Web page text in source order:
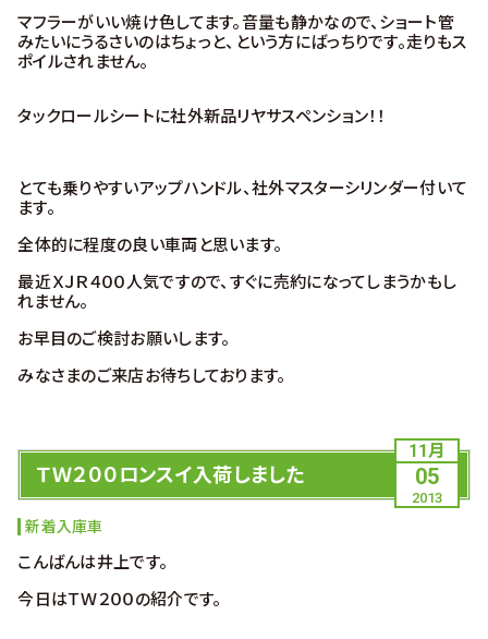
マフラーがいい焼け色してます。音量も静かなので、ショート管
みたいにうるさいのはちょっと、という方にばっちりです。走りもス
ポイルされません。
タックロールシートに社外新品リヤサスペンション！！
とても乗りやすいアップハンドル、社外マスターシリンダー付いて
ます。
全体的に程度の良い車両と思います。
最近ＸＪＲ４００人気ですので、すぐに売約になってしまうかもし
れません。
お早目のご検討お願いします。
みなさまのご来店お待ちしております。
11月
05
2013
ＴＷ２００ロンスイ入荷しました
新着入庫車
こんばんは井上です。
今日はＴＷ２００の紹介です。